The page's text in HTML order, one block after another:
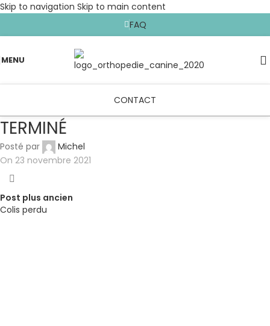
Skip to navigation Skip to main content
FAQ
MENU
CONTACT
TERMINÉ
Posté par
Michel
On 23 novembre 2021
Post plus ancien
Colis perdu